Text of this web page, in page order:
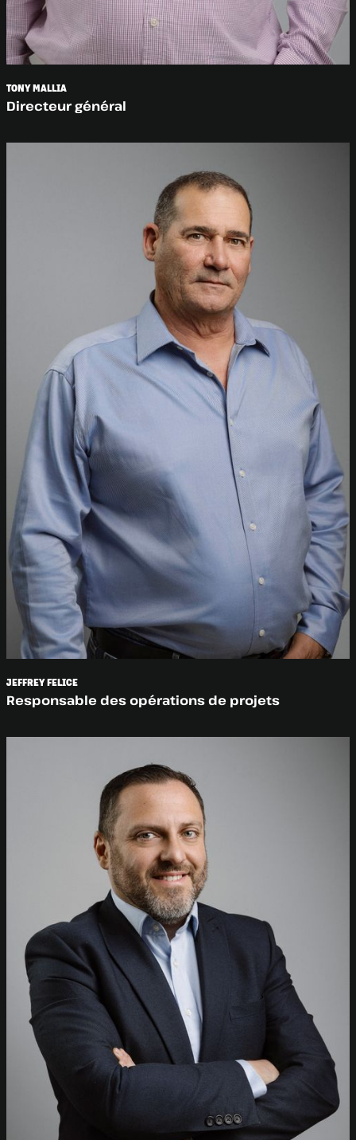
TONY MALLIA
Directeur général
JEFFREY FELICE
Responsable des opérations de projets